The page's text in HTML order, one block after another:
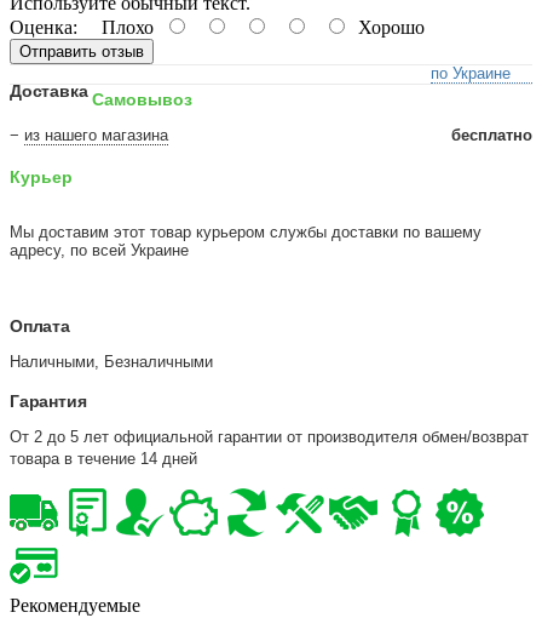
Оценка: Плохо Хорошо
Отправить отзыв
Доставка
по Украине
Самовывоз
− из нашего магазина бесплатно
Курьер
Мы доставим этот товар курьером службы доставки по вашему
адресу, по всей Украине
Оплата
Наличными, Безналичными
Гарантия
От 2 до 5 лет официальной гарантии от производителя обмен/возврат
товара в течение 14 дней
Рекомендуемые